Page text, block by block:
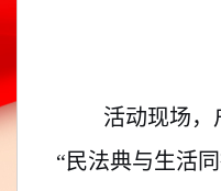
活动现场，
“民法典与生活